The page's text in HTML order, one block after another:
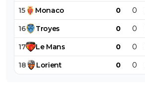
15 Monaco 0 0
16 Troyes 0 0
17 Le Mans 0 0
18 Lorient 0 0